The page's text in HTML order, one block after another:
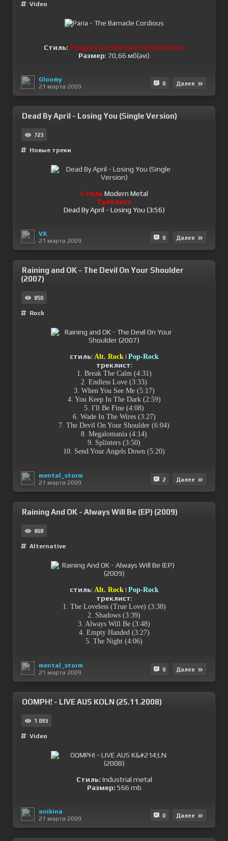
Video
Стиль: Progressive Metalcore/Mathcore
Размер: 70,66 мб(avi)
Gloomy
21 марта 2009
0 Далее
Dead By April - Losing You (Single Version)
723
Новые треки
Стиль Modern Metal
Треклист
Dead By April - Losing You (3:56)
VX
21 марта 2009
0 Далее
Raining and OK - The Devil On Your Shoulder
(2007)
850
Rock
стиль: Alt. Rock | Pop-Rock
треклист:
1. Break The Calm (4:31)
2. Endless Love (3:33)
3. When You See Me (5:17)
4. You Keep In The Dark (2:59)
5. I'll Be Fine (4:08)
6. Wade In The Wires (3:27)
7. The Devil On Your Shoulder (6:04)
8. Megalomania (4:14)
9. Splinters (3:50)
10. Send Your Angels Down (5:20)
mental_storm
21 марта 2009
2 Далее
Raining And OK - Always Will Be (EP) (2009)
868
Alternative
стиль: Alt. Rock | Pop-Rock
треклист:
1. The Loveless (True Love) (3:38)
2. Shadows (3:39)
3. Always Will Be (3:48)
4. Empty Handed (3:27)
5. The Night (4:06)
mental_storm
21 марта 2009
0 Далее
OOMPH! - LIVE AUS KOLN (25.11.2008)
1 093
Video
Стиль: Industrial metal
Размер: 566 mb
anikina
21 марта 2009
0 Далее